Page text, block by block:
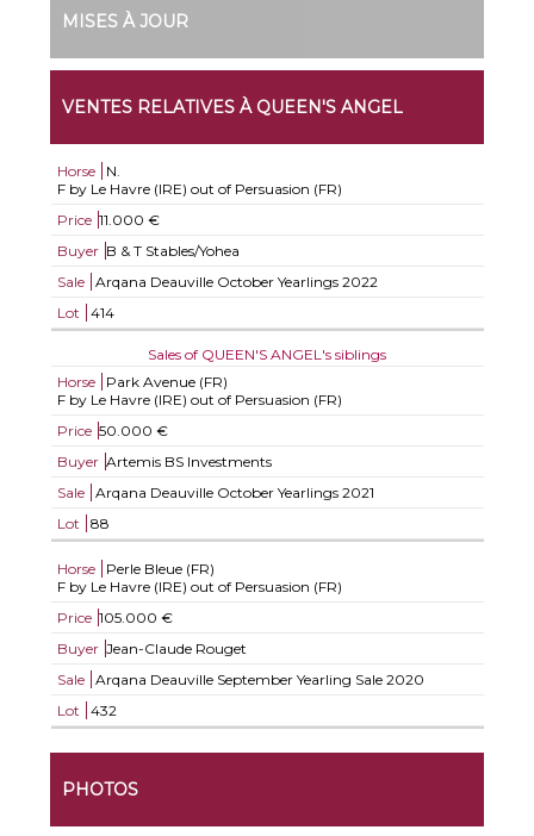
MISES À JOUR
VENTES RELATIVES À QUEEN'S ANGEL
Horse
N.
F by Le Havre (IRE) out of Persuasion (FR)
Price 11.000 €
Buyer B & T Stables/Yohea
Sale
Arqana Deauville October Yearlings 2022
Lot
414
Sales of QUEEN'S ANGEL's siblings
Horse
Park Avenue (FR)
F by Le Havre (IRE) out of Persuasion (FR)
Price 50.000 €
Buyer Artemis BS Investments
Sale
Arqana Deauville October Yearlings 2021
Lot
88
Horse
Perle Bleue (FR)
F by Le Havre (IRE) out of Persuasion (FR)
Price 105.000 €
Buyer Jean-Claude Rouget
Sale
Arqana Deauville September Yearling Sale 2020
Lot
432
PHOTOS